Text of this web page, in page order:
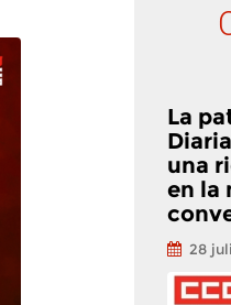
La
una
en la
28